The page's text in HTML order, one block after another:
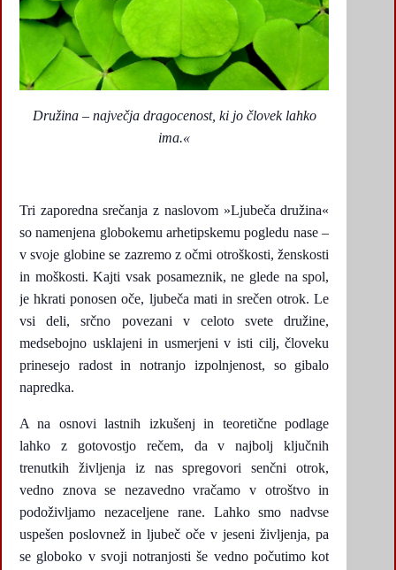
Družina – največja dragocenost, ki jo človek lahko
ima.«
Tri zaporedna srečanja z naslovom »Ljubeča družina«
so namenjena globokemu arhetipskemu pogledu nase –
v svoje globine se zazremo z očmi otroškosti, ženskosti
in moškosti. Kajti vsak posameznik, ne glede na spol,
je hkrati ponosen oče, ljubeča mati in srečen otrok. Le
vsi deli, srčno povezani v celoto svete družine,
medsebojno usklajeni in usmerjeni v isti cilj, človeku
prinesejo radost in notranjo izpolnjenost, so gibalo
napredka.
A na osnovi lastnih izkušenj in teoretične podlage
lahko z gotovostjo rečem, da v najbolj ključnih
trenutkih življenja iz nas spregovori senčni otrok,
vedno znova se nezavedno vračamo v otroštvo in
podoživljamo nezaceljene rane. Lahko smo nadvse
uspešen poslovnež in ljubeč oče v jeseni življenja, pa
se globoko v svoji notranjosti še vedno počutimo kot